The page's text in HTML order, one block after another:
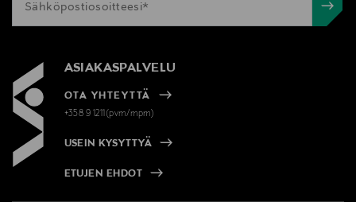
ASIAKASPALVELU
OTA YHTEYTTÄ
+358 9 1211(pvm/mpm)
USEIN KYSYTTYÄ
ETUJEN EHDOT